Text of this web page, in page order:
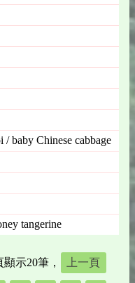
/ baby Chinese cabbage
tangerine
示20筆， 上一頁